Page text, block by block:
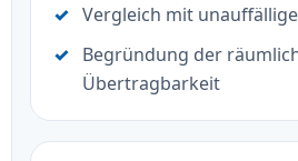
Vergleich mit
Begründung der
Übertragbarkeit